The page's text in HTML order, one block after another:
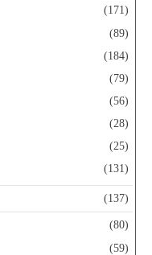
(171)
(89)
(184)
(79)
(56)
(28)
(25)
(131)
(137)
(80)
(59)